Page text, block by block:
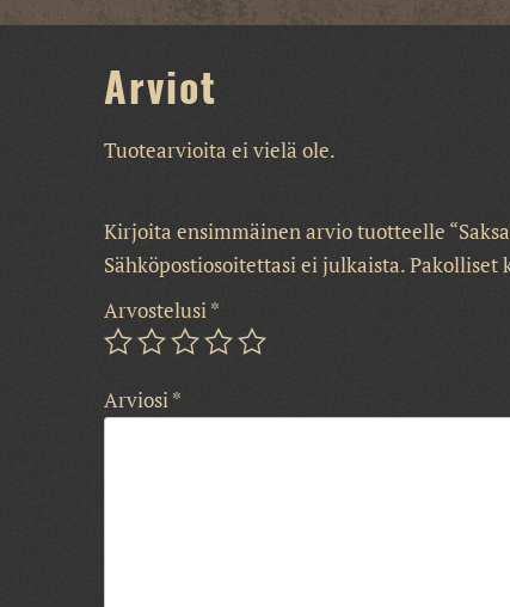
Arviot
Tuotearvioita ei vielä ole.
Kirjoita ensimmäinen arvio tuotteelle
Sähköpostiosoitettasi ei julkaista.Pakolliset
Arvostelusi*
Arviosi*